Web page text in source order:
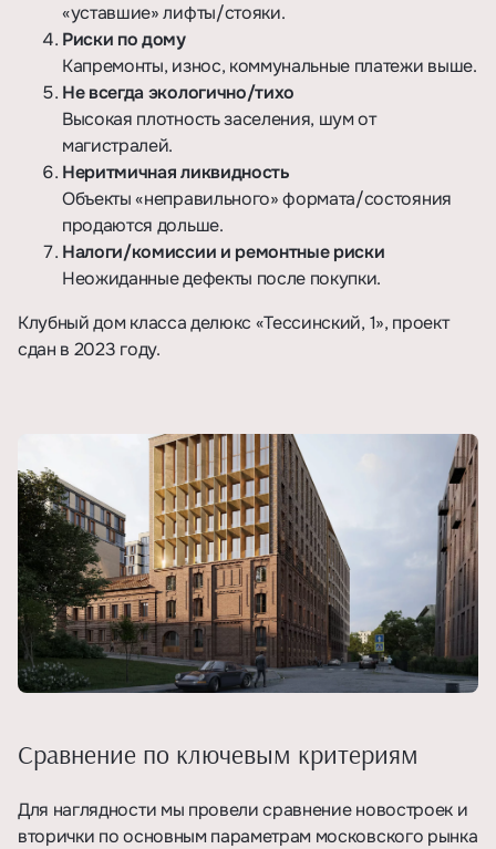
«уставшие» лифты/стояки.
Риски по дому
Капремонты, износ, коммунальные платежи выше.
Не всегда экологично/тихо
Высокая плотность заселения, шум от
магистралей.
Неритмичная ликвидность
Объекты «неправильного» формата/состояния
продаются дольше.
Налоги/комиссии и ремонтные риски
Неожиданные дефекты после покупки.
Клубный дом класса делюкс «Тессинский, 1», проект
сдан в 2023 году.
Сравнение по ключевым критериям
Для наглядности мы провели сравнение новостроек и
вторички по основным параметрам московского рынка